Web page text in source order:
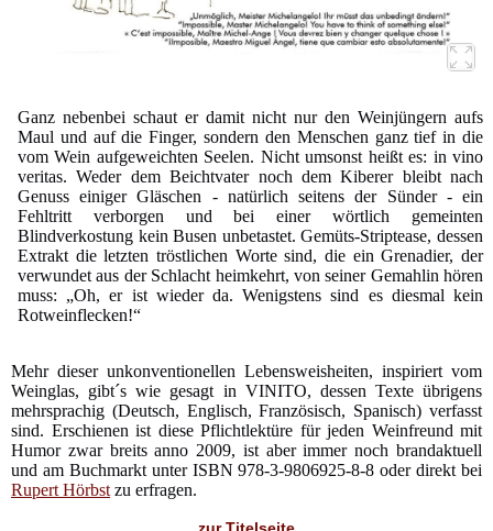
Ganz nebenbei schaut er damit nicht nur den Weinjüngern aufs
Maul und auf die Finger, sondern den Menschen ganz tief in die
vom Wein aufgeweichten Seelen. Nicht umsonst heißt es: in vino
veritas. Weder dem Beichtvater noch dem Kiberer bleibt nach
Genuss einiger Gläschen - natürlich seitens der Sünder - ein
Fehltritt verborgen und bei einer wörtlich gemeinten
Blindverkostung kein Busen unbetastet. Gemüts-Striptease, dessen
Extrakt die letzten tröstlichen Worte sind, die ein Grenadier, der
verwundet aus der Schlacht heimkehrt, von seiner Gemahlin hören
muss: „Oh, er ist wieder da. Wenigstens sind es diesmal kein
Rotweinflecken!“
Mehr dieser unkonventionellen Lebensweisheiten, inspiriert vom
Weinglas, gibt´s wie gesagt in VINITO, dessen Texte übrigens
mehrsprachig (Deutsch, Englisch, Französisch, Spanisch) verfasst
sind. Erschienen ist diese Pflichtlektüre für jeden Weinfreund mit
Humor zwar breits anno 2009, ist aber immer noch brandaktuell
und am Buchmarkt unter ISBN 978-3-9806925-8-8 oder direkt bei
Rupert Hörbst zu erfragen.
zur Titelseite